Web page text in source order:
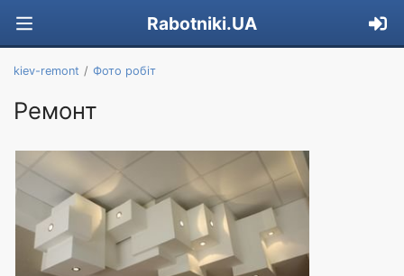
Rabotniki.UA
kiev-remont Фото робіт
Ремонт